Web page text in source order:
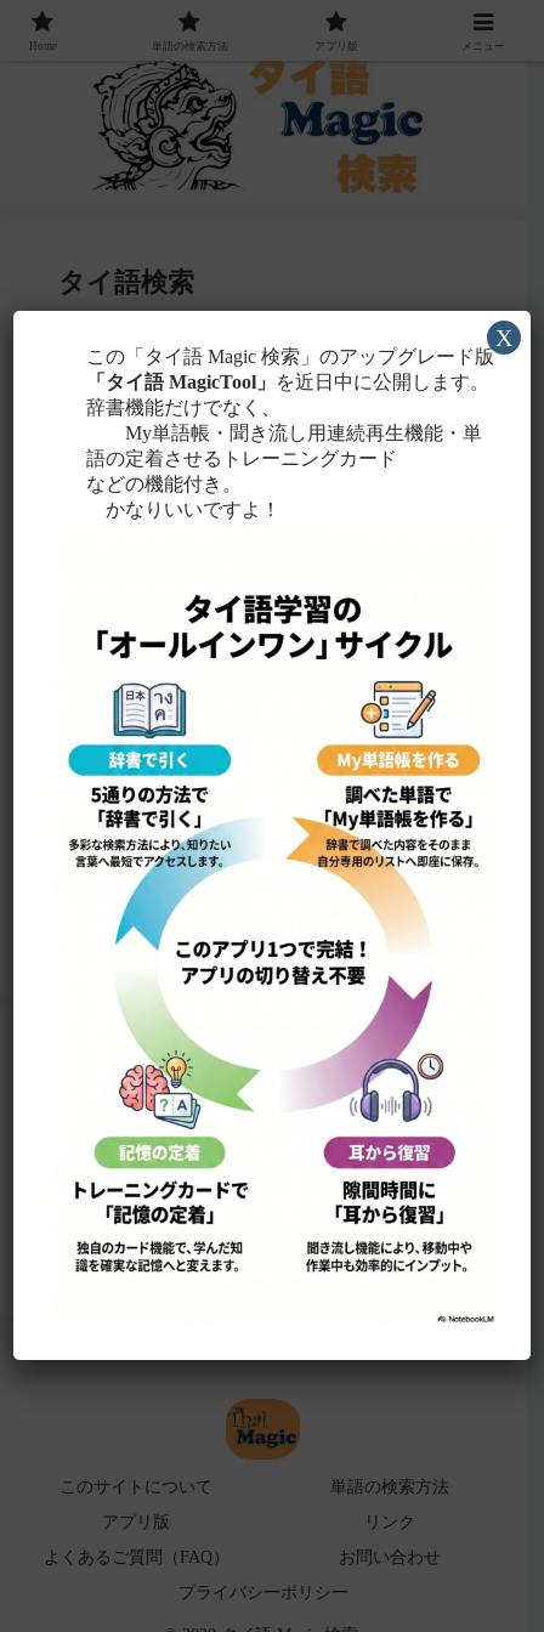
タイ語検索
・聞こえたタイ語を一番近いと感じるローマ字
に置き換えて検索！
タイ文字での検索も含め、詳しくはこちら。
yùu thîi bâan อยู่ที่บ้าน
家にいます，家にあります
このサイトについて
単語の検索法
ローマ字表
よくある検索ミス！
このサイトについて
単語の検索方法
アプリ版
リンク
よくあるご質問（FAQ）
お問い合わせ
プライバシーポリシー
Home 単語の検索方法 アプリ版 メニュー
この「タイ語 Magic 検索」のアップグレード版
「タイ語 MagicTool」
を近日中に公開します。
辞書機能だけでなく、
My単語帳・聞き流し用連続再生機能・単
語の定着させるトレーニングカード
などの機能付き。
かなりいいですよ！
X